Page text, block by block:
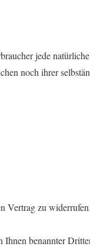
jede
noch ihrer
Vertrag zu widerrufen.
benannter